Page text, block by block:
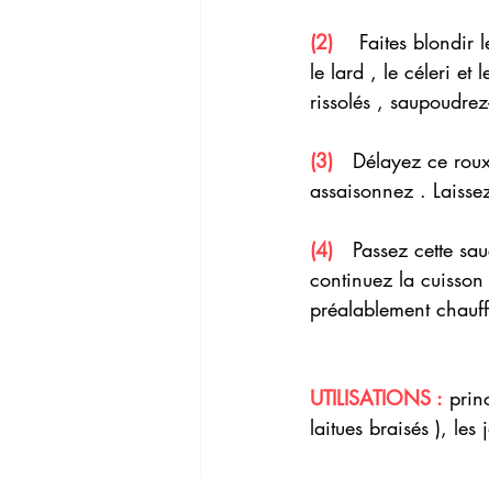
(2)
Faites blondir
le lard , le céleri et
rissolés ,
(3)
Délayez ce
assaisonnez .
(4)
Passez cette
continuez la
préalablement
UTILISATIONS :
laitues braisés ), les